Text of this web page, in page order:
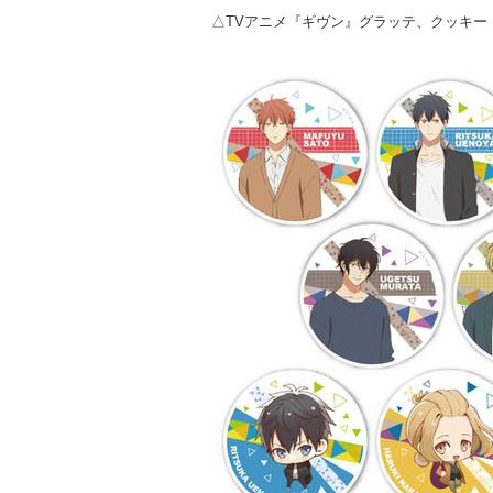
△TVアニメ『ギヴン』グラッテ、クッキー